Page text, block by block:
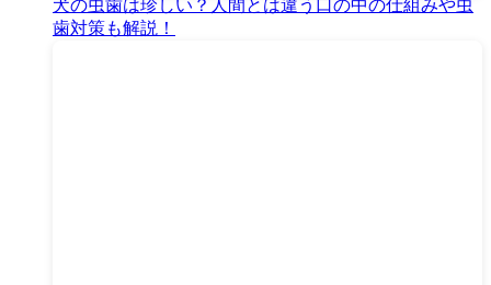
犬の虫歯は珍しい？人間とは違う口の中の仕組みや虫
歯対策も解説！